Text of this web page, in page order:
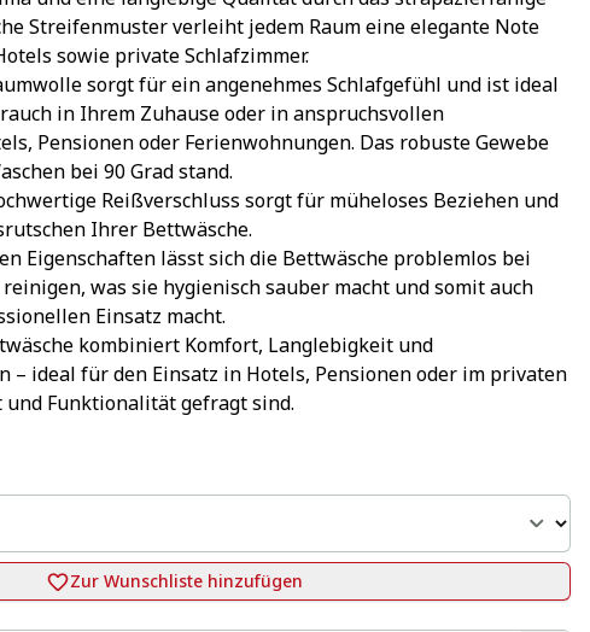
Streifenmuster verleiht jedem Raum eine elegante Note
sowie private Schlafzimmer.
sorgt für ein angenehmes Schlafgefühl und ist ideal
in Ihrem Zuhause oder in anspruchsvollen
Pensionen oder Ferienwohnungen. Das robuste Gewebe
bei 90 Grad stand.
Reißverschluss sorgt für müheloses Beziehen und
Ihrer Bettwäsche.
Eigenschaften lässt sich die Bettwäsche problemlos bei
was sie hygienisch sauber macht und somit auch
Einsatz macht.
kombiniert Komfort, Langlebigkeit und
– ideal für den Einsatz in Hotels, Pensionen oder im privaten
Funktionalität gefragt sind.
Zur Wunschliste hinzufügen